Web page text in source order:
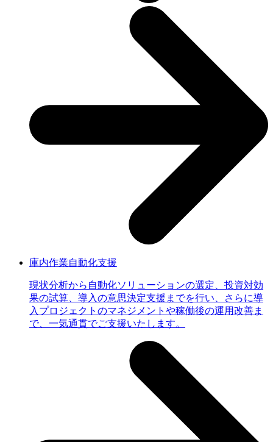
庫内作業自動化支援
現状分析から自動化ソリューションの選定、投資対効
果の試算、導入の意思決定支援までを行い、さらに導
入プロジェクトのマネジメントや稼働後の運用改善ま
で、一気通貫でご支援いたします。